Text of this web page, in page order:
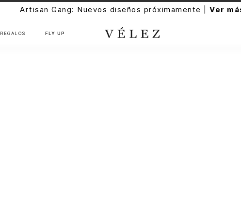
Artisan Gang: Nuevos diseños próximamente |Ver
REGALOS FLY UP